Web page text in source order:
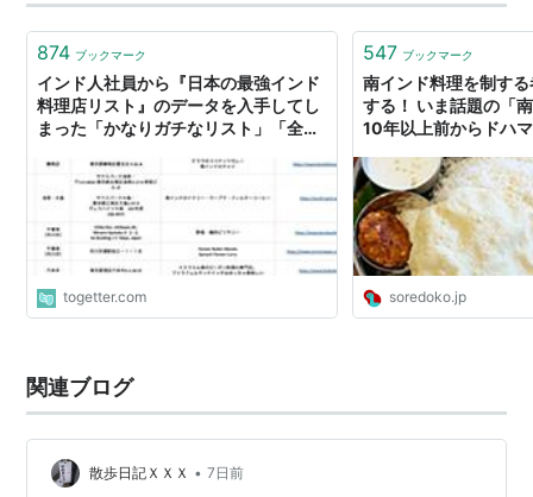
す。【店内のようす】 1Fは、主にイ…
874 ブックマーク
インド人社員から『日本の最強インド
料理店リスト』のデータを入手してし
まった「かなりガチなリスト」「全デ
togetter.com
547 ブックマーク
南インド料理を制す
する！ いま話題の「
10年以上前からドハ
soredoko.jp
関連ブログ
散歩日記ＸＸＸ • 7日前